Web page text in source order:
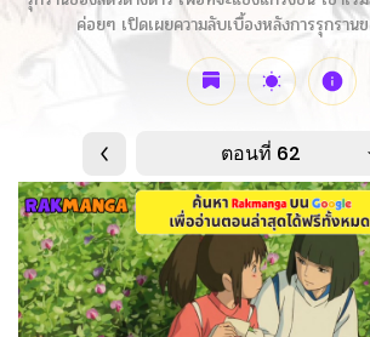
ค่อยๆ เปิดเผยความลับเบื้องหลังการรุกราน
ตอนที่ 62